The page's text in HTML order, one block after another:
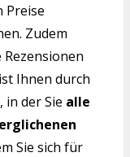
Preise
Zudem
Ihnen durch
in der Sie alle
Sie sich für